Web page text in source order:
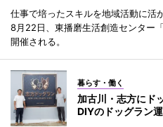
仕事で培ったスキルを地域活動に活
8月22日、東播磨生活創造センター
開催される。
暮らす・働く
加古川・志方にド
DIYのドッグラン